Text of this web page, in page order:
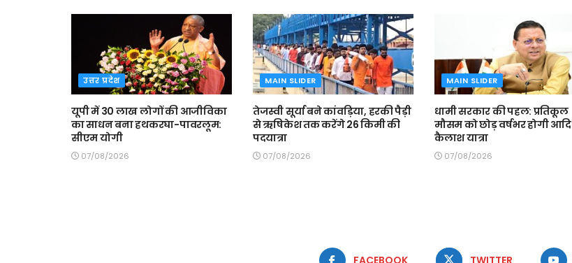
उत्तर प्रदेश
यूपी में 30 लाख लोगों की आजीविका
का साधन बना हथकरघा-पावरलूम:
सीएम योगी
07/08/2026
MAIN SLIDER
तेजस्वी सूर्या बने कांवड़िया, हरकी पैड़ी
से ऋषिकेश तक करेंगे 26 किमी की
पदयात्रा
07/08/2026
MAIN SLIDER
धामी सरकार की पहल: प्रतिकूल
मौसम को छोड़ वर्षभर होगी आदि
कैलाश यात्रा
07/08/2026